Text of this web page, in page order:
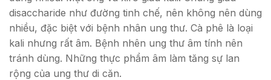
disaccharide như đường tinh chế, nên không nên dùng
nhiều, đặc biệt với bệnh nhân ung thư. Cà phê là loại
kali nhưng rất âm. Bệnh nhên ung thư âm tính nên
tránh dùng. Những thực phẩm âm làm tăng sự lan
rộng của ung thư di căn.